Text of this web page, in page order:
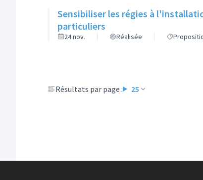
Sensibiliser les régies à
particuliers
24 nov. Réalisée
Résultats par page : 25